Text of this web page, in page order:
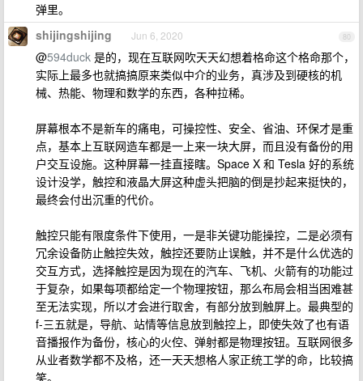
弹里。
80
shijingshijing Jun 6, 2020
@594duck 是的，现在互联网吹天天幻想着格命这个格命那个，
实际上最多也就搞搞原来类似中介的业务，真涉及到硬核的机
械、热能、物理和数学的东西，各种拉稀。
屏幕根本不是新车的痛电，可操控性、安全、省油、环保才是重
点，基本上互联网造车都是一上来一块大屏，而且没有备份的用
户交互设施。这种屏幕一挂直接瞎。Space X 和 Tesla 好的系统
设计没学，触控和液晶大屏这种虚头把脑的倒是抄起来挺快的，
最终会付出沉重的代价。
触控只能有限度条件下使用，一是非关键功能操控，二是必须有
冗余设备防止触控失效，触控还要防止误触，并不是什么优选的
交互方式，选择触控是因为现在的汽车、飞机、火箭有的功能过
于复杂，如果每项都给定一个物理按钮，那么布局会相当困难甚
至无法实现，所以才会进行取舍，有部分放到触屏上。最典型的
f-三五就是，导航、站情等信息放到触控上，即使失效了也有语
音播报作为备份，核心的火倥、弹射都是物理按钮。互联网很多
从业者数学都不及格，还一天天想格人家正统工学的命，比较搞
笑。